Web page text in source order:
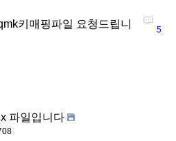
키매핑파일 요청드립니
5
파일입니다